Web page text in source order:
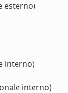
esterno)
interno)
interno)